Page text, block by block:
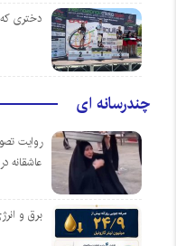
دختری که
چندرسانه ای
روایت
عاشقانه
برق و